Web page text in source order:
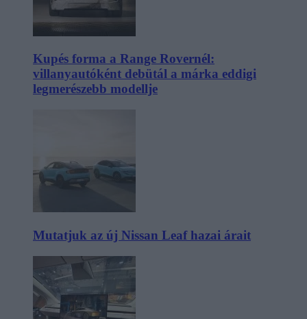
Kupés forma a Range Rovernél:
villanyautóként debütál a márka eddigi
legmerészebb modellje
Mutatjuk az új Nissan Leaf hazai árait